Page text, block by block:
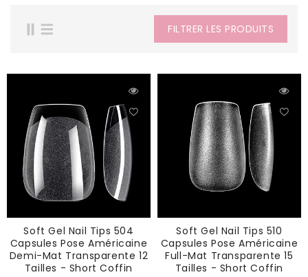
FILTRER LES PRODUITS
Soft Gel Nail Tips 504
Capsules Pose Américaine
Demi-Mat Transparente 12
Tailles - Short Coffin
Soft Gel Nail Tips 510
Capsules Pose Américaine
Full-Mat Transparente 15
Tailles - Short Coffin